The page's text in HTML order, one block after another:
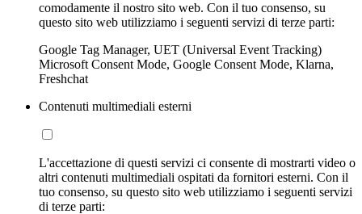
comodamente il nostro sito web. Con il tuo consenso, su
questo sito web utilizziamo i seguenti servizi di terze parti:
Google Tag Manager, UET (Universal Event Tracking)
Microsoft Consent Mode, Google Consent Mode, Klarna,
Freshchat
Contenuti multimediali esterni
L'accettazione di questi servizi ci consente di mostrarti video o
altri contenuti multimediali ospitati da fornitori esterni. Con il
tuo consenso, su questo sito web utilizziamo i seguenti servizi
di terze parti: